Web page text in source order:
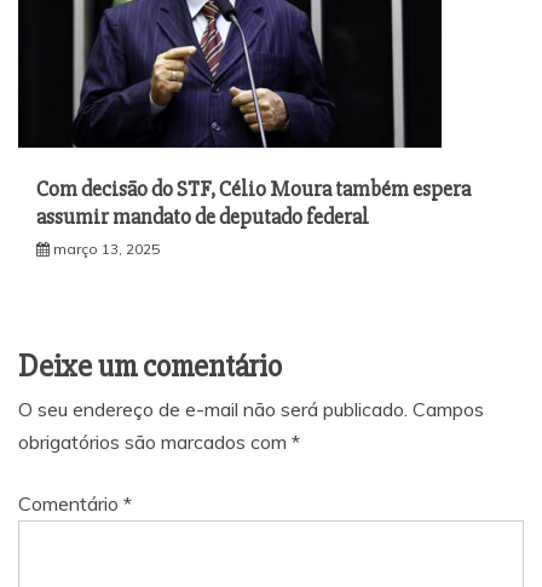
Com decisão do STF, Célio Moura também espera
assumir mandato de deputado federal
março 13, 2025
Deixe um comentário
O seu endereço de e-mail não será publicado. Campos
obrigatórios são marcados com *
Comentário *